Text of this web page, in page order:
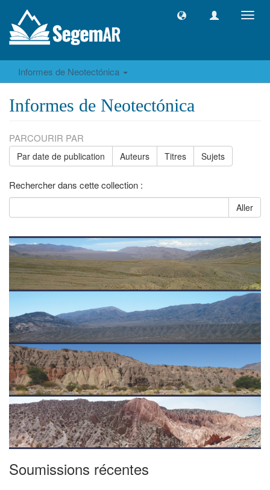
Informes de Neotectónica
Informes de Neotectónica
PARCOURIR PAR
Par date de publication Auteurs Titres Sujets
Rechercher dans cette collection :
Aller
Soumissions récentes